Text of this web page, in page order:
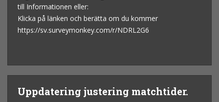
till Informationen eller:
Klicka på länken och berätta om du kommer
https://sv.surveymonkey.com/r/NDRL2G6
Uppdatering justering matchtider.